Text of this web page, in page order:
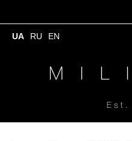
UA RU EN
M I L
Est.